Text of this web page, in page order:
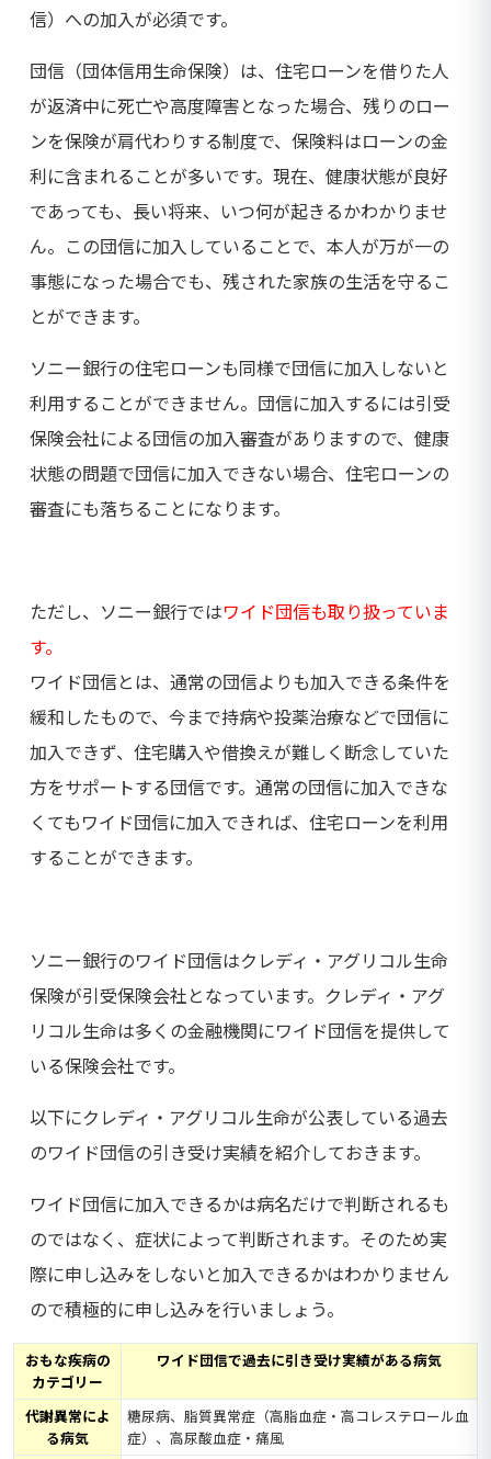
信）への加入が必須です。
団信（団体信用生命保険）は、住宅ローンを借りた人
が返済中に死亡や高度障害となった場合、残りのロー
ンを保険が肩代わりする制度で、保険料はローンの金
利に含まれることが多いです。現在、健康状態が良好
であっても、長い将来、いつ何が起きるかわかりませ
ん。この団信に加入していることで、本人が万が一の
事態になった場合でも、残された家族の生活を守るこ
とができます。
ソニー銀行の住宅ローンも同様で団信に加入しないと
利用することができません。団信に加入するには引受
保険会社による団信の加入審査がありますので、健康
状態の問題で団信に加入できない場合、住宅ローンの
審査にも落ちることになります。
ただし、ソニー銀行ではワイド団信も取り扱っていま
す。
ワイド団信とは、通常の団信よりも加入できる条件を
緩和したもので、今まで持病や投薬治療などで団信に
加入できず、住宅購入や借換えが難しく断念していた
方をサポートする団信です。通常の団信に加入できな
くてもワイド団信に加入できれば、住宅ローンを利用
することができます。
ソニー銀行のワイド団信はクレディ・アグリコル生命
保険が引受保険会社となっています。クレディ・アグ
リコル生命は多くの金融機関にワイド団信を提供して
いる保険会社です。
以下にクレディ・アグリコル生命が公表している過去
のワイド団信の引き受け実績を紹介しておきます。
ワイド団信に加入できるかは病名だけで判断されるも
のではなく、症状によって判断されます。そのため実
際に申し込みをしないと加入できるかはわかりません
ので積極的に申し込みを行いましょう。
おもな疾病の
カテゴリー
ワイド団信で過去に引き受け実績がある病気
代謝異常によ
る病気
糖尿病、脂質異常症（高脂血症・高コレステロール血
症）、高尿酸血症・痛風